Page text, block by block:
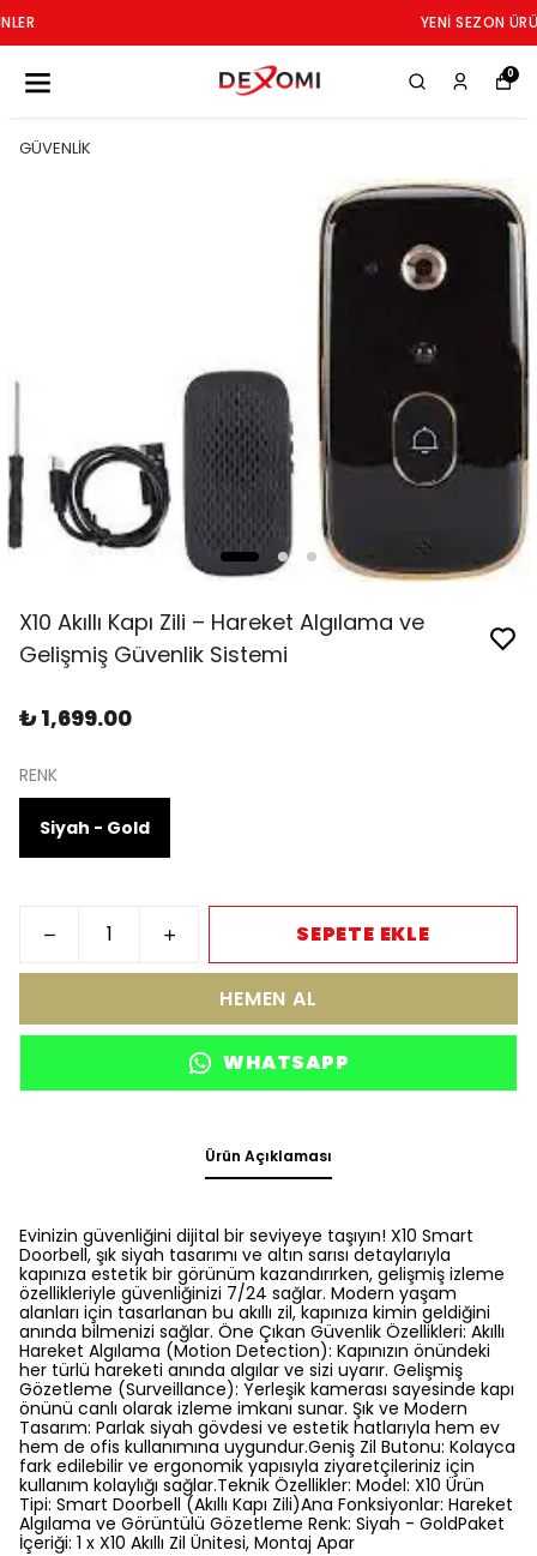
0
GÜVENLİK
X10 Akıllı Kapı Zili – Hareket Algılama ve
Gelişmiş Güvenlik Sistemi
₺ 1,699.00
RENK
Siyah - Gold
SEPETE EKLE
HEMEN AL
WHATSAPP
Ürün Açıklaması
Evinizin güvenliğini dijital bir seviyeye taşıyın! X10 Smart
Doorbell, şık siyah tasarımı ve altın sarısı detaylarıyla
kapınıza estetik bir görünüm kazandırırken, gelişmiş izleme
özellikleriyle güvenliğinizi 7/24 sağlar. Modern yaşam
alanları için tasarlanan bu akıllı zil, kapınıza kimin geldiğini
anında bilmenizi sağlar. Öne Çıkan Güvenlik Özellikleri: Akıllı
Hareket Algılama (Motion Detection): Kapınızın önündeki
her türlü hareketi anında algılar ve sizi uyarır. Gelişmiş
Gözetleme (Surveillance): Yerleşik kamerası sayesinde kapı
önünü canlı olarak izleme imkanı sunar. Şık ve Modern
Tasarım: Parlak siyah gövdesi ve estetik hatlarıyla hem ev
hem de ofis kullanımına uygundur.Geniş Zil Butonu: Kolayca
fark edilebilir ve ergonomik yapısıyla ziyaretçileriniz için
kullanım kolaylığı sağlar.Teknik Özellikler: Model: X10 Ürün
Tipi: Smart Doorbell (Akıllı Kapı Zili)Ana Fonksiyonlar: Hareket
Algılama ve Görüntülü Gözetleme Renk: Siyah - GoldPaket
İçeriği: 1 x X10 Akıllı Zil Ünitesi, Montaj Apar